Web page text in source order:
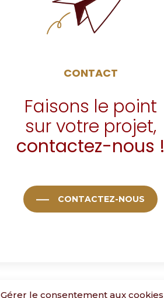
Gérer le consentement aux cookies
CONTACT
Faisons le point
sur votre projet,
contactez-nous !
CONTACTEZ-NOUS